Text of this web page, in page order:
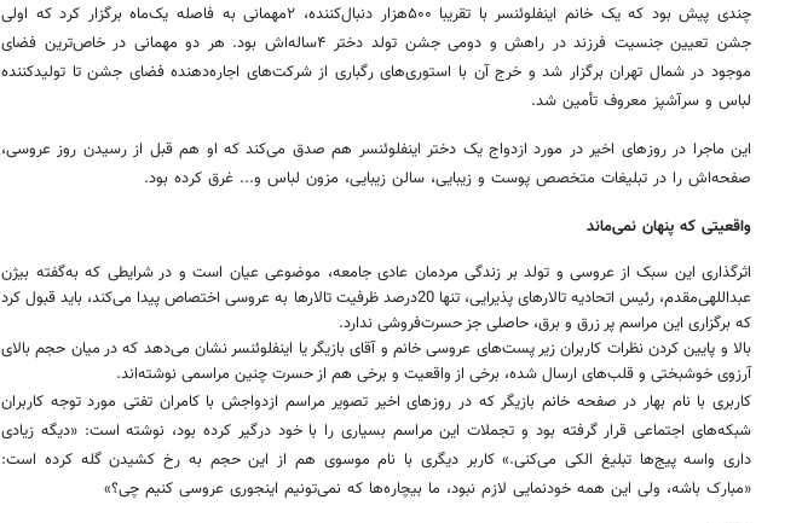
چندی پیش بود که یک خانم اینفلوئنسر با تقریبا ۵۰۰هزار دنبال‌کننده، ۲مهمانی به فاصله یک‌ماه برگزار کرد که اولی
جشن تعیین جنسیت فرزند در راهش و دومی جشن تولد دختر ۴ساله‌اش بود. هر دو مهمانی در خاص‌ترین فضای
موجود در شمال تهران برگزار شد و خرج آن با استوری‌های رگباری از شرکت‌های اجاره‌دهنده فضای جشن تا تولیدکننده
لباس و سرآشپز معروف تأمین شد.
این ماجرا در روزهای اخیر در مورد ازدواج یک دختر اینفلوئنسر هم صدق می‌کند که او هم قبل از رسیدن روز عروسی،
صفحه‌اش را در تبلیغات متخصص پوست و زیبایی، سالن زیبایی، مزون لباس و... غرق کرده بود.
واقعیتی که پنهان نمی‌ماند
اثرگذاری این سبک از عروسی و تولد بر زندگی مردمان عادی جامعه، موضوعی عیان است و در شرایطی که به‌گفته بیژن
عبداللهی‌مقدم، رئیس اتحادیه تالارهای پذیرایی، تنها 20درصد ظرفیت تالارها به عروسی اختصاص پیدا می‌کند، باید قبول کرد
که برگزاری این مراسم‌ پر زرق و برق، حاصلی جز حسرت‌فروشی ندارد.
بالا و پایین کردن نظرات کاربران زیر پست‌های عروسی خانم و آقای بازیگر یا اینفلوئنسر نشان می‌دهد که در میان حجم بالای
آرزوی خوشبختی و قلب‌های ارسال شده، برخی از واقعیت و برخی هم از حسرت چنین مراسمی نوشته‌اند.
کاربری با نام بهار در صفحه خانم بازیگر که در روزهای اخیر تصویر مراسم ازدواجش با کامران تفتی مورد توجه کاربران
شبکه‌های اجتماعی قرار گرفته بود و تجملات این مراسم بسیاری را با خود درگیر کرده بود، نوشته است: «دیگه زیادی
داری واسه پیج‌ها تبلیغ الکی می‌کنی.» کاربر دیگری با نام موسوی هم از این حجم به رخ کشیدن گله کرده است:
«مبارک باشه، ولی این همه خودنمایی لازم نبود، ما بیچاره‌ها که نمی‌تونیم اینجوری عروسی کنیم چی؟»